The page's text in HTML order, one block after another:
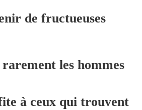
de fructueuses
les hommes
à ceux qui trouvent